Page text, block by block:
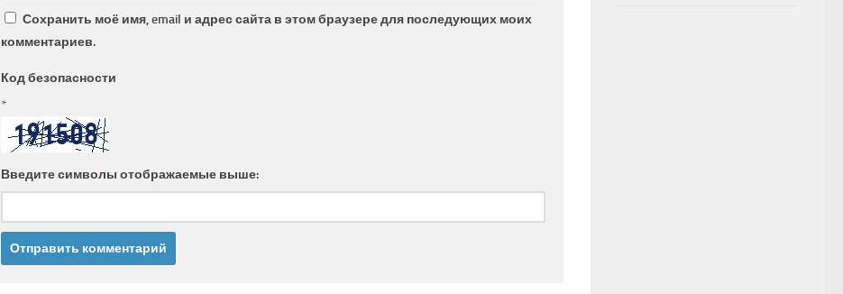
Сохранить моё имя, email и адрес сайта в этом браузере для последующих моих
комментариев.
Код безопасности
*
Введите символы отображаемые выше: